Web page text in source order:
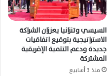
السيسي وتنزانيا يعززان الشراكة
الاستراتيجية بتوقيع اتفاقيات
جديدة ودعم التنمية الإفريقية
المشتركة
منذ 3 أسابيع